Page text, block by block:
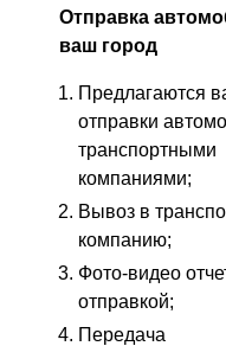
Отправка
ваш город
Предлагаются
отправки
транспортными
компаниями;
Вывоз в
компанию;
Фото-видео
отправкой;
Передача